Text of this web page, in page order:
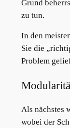
Grund
zu tun.
In den
Sie die
Problem
Als nächstes
wobei der